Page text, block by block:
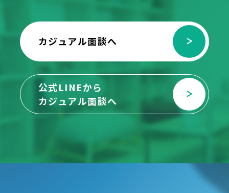
カジュアル面談へ
公式LINEから
カジュアル面談へ